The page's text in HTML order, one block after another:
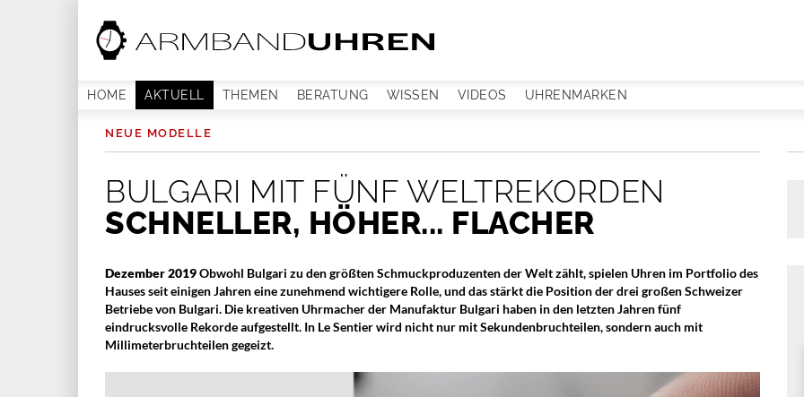
HOME AKTUELL THEMEN BERATUNG WISSEN VIDEOS UHRENMARKEN
NEUE MODELLE
BULGARI MIT FÜNF WELTREKORDEN
SCHNELLER, HÖHER... FLACHER
Dezember 2019Obwohl Bulgari zu den größten Schmuckproduzenten der Welt zählt, spielen Uhren im Portfolio des
Hauses seit einigen Jahren eine zunehmend wichtigere Rolle, und das stärkt die Position der drei großen Schweizer
Betriebe von Bulgari. Die kreativen Uhrmacher der Manufaktur Bulgari haben in den letzten Jahren fünf
eindrucksvolle Rekorde aufgestellt. In Le Sentier wird nicht nur mit Sekundenbruchteilen, sondern auch mit
Millimeterbruchteilen gegeizt.